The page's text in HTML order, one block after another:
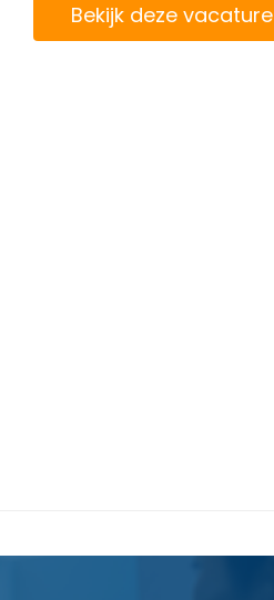
Bekijk deze vacature